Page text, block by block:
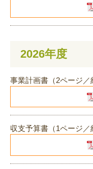
2026年度
事業計画書（2ページ／
収支予算書（1ページ／